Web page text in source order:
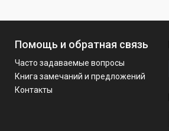
Помощь и обратная связь
Часто задаваемые вопросы
Книга замечаний и предложений
Контакты